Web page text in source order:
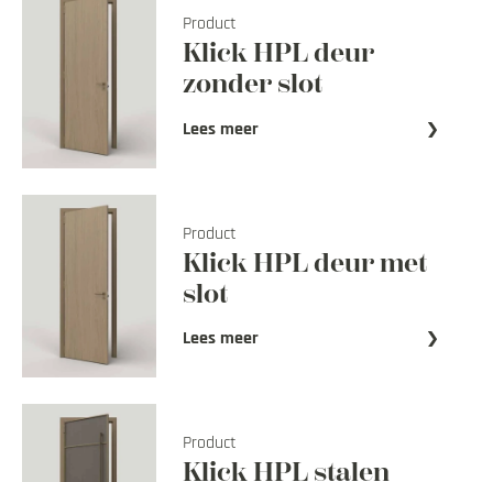
Over Klick
Stalenbundel
Veelgestelde vragen
Mijn account
Product
Klick HPL deur
zonder slot
Lees meer
Product
Klick HPL deur met
slot
Lees meer
Product
Klick HPL stalen